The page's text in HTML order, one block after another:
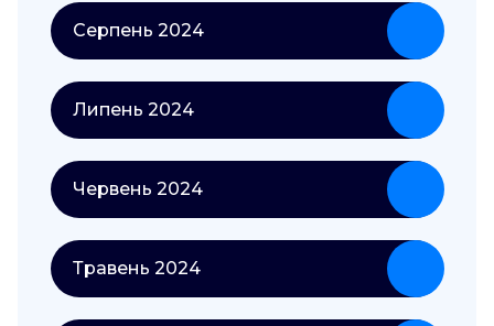
Серпень 2024
Липень 2024
Червень 2024
Травень 2024